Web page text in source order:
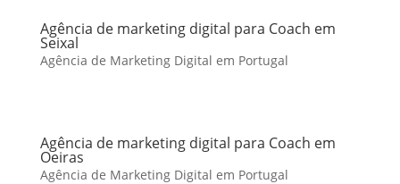
Agência de marketing digital para Coach em
Seixal
Agência de Marketing Digital em Portugal
Agência de marketing digital para Coach em
Oeiras
Agência de Marketing Digital em Portugal